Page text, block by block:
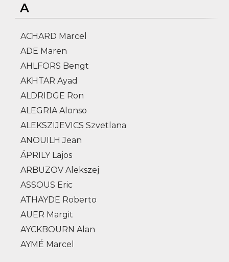
A
ACHARD Marcel
ADE Maren
AHLFORS Bengt
AKHTAR Ayad
ALDRIDGE Ron
ALEGRIA Alonso
ALEKSZIJEVICS Szvetlana
ANOUILH Jean
ÁPRILY Lajos
ARBUZOV Alekszej
ASSOUS Eric
ATHAYDE Roberto
AUER Margit
AYCKBOURN Alan
AYMÉ Marcel